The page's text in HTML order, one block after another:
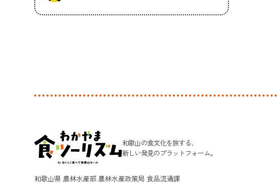
和歌山の食文化を旅する、
新しい発見のプラットフォーム。
和歌山県 農林水産部 農林水産政策局 食品流通課